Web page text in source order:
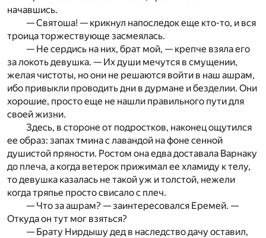
начавшись.
— Святоша! — крикнул напоследок еще кто-то, и вся
троица торжествующе засмеялась.
— Не сердись на них, брат мой, — крепче взяла его
за локоть девушка. — Их души мечутся в смущении,
желая чистоты, но они не решаются войти в наш ашрам,
ибо привыкли проводить дни в дурмане и безделии. Они
хорошие, просто еще не нашли правильного пути для
своей жизни.
Здесь, в стороне от подростков, наконец ощутился
ее образ: запах тмина с лавандой на фоне сенной
душистой пряности. Ростом она едва доставала Варнаку
до плеча, а когда ветерок прижимал ее хламиду к телу,
то девушка казалась не такой уж и толстой, нежели
когда тряпье просто свисало с плеч.
— Что за ашрам? — заинтересовался Еремей. —
Откуда он тут мог взяться?
— Брату Нирдышу дед в наследство дачу оставил,